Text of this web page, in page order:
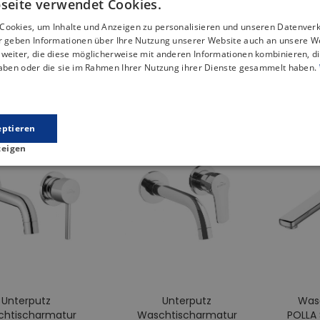
Unterputz
Silber Badarmatur
Unterputz
Waschtischarmatur
DOKOS Silber
Badarmatur
Waschtischbatterie
Unterputz
Unterputz
Waschtischarmatur
VIERTELKREIS 90x90
VIDAR Steinoptik,
Ablaufgarnitur GRATIS !
DUSCHWANNE
QUADRATISCH 80x80
VIDAR SCHWARZ
Ablaufgarnitur GRATIS !
204,99 €
DUSCHWANNE
QUADRATISCH 90x90
59,99 € 54,99 €
QUADRATISCH
verwendet Cookies.
um Inhalte und Anzeigen zu personalisieren und unseren
geben Informationen über Ihre Nutzung unserer Website auch an unsere
die diese möglicherweise mit anderen Informationen kombinieren,
oder die sie im Rahmen Ihrer Nutzung ihrer Dienste gesammelt haben.